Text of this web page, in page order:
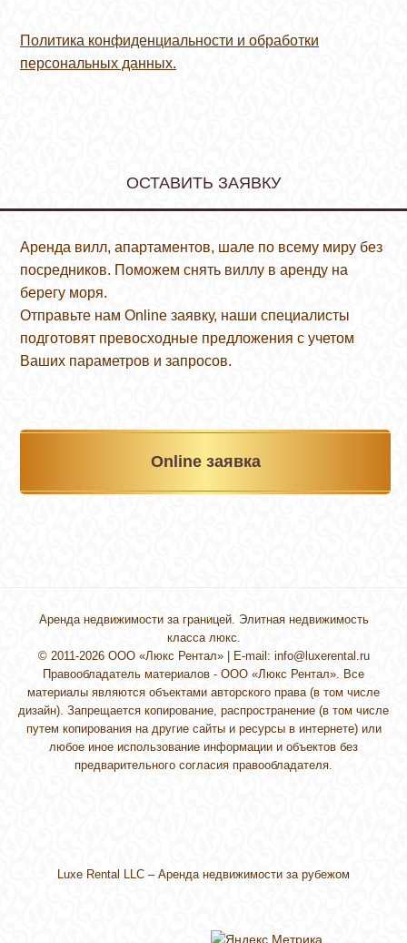
Политика конфиденциальности и обработки
персональных данных.
ОСТАВИТЬ ЗАЯВКУ
Аренда вилл, апартаментов, шале по всему миру без
посредников. Поможем снять виллу в аренду на
берегу моря.
Отправьте нам Online заявку, наши специалисты
подготовят превосходные предложения с учетом
Ваших параметров и запросов.
Online заявка
Аренда недвижимости за границей. Элитная недвижимость
класса люкс.
© 2011-2026 ООО «Люкс Рентал» | E-mail: info@luxerental.ru
Правообладатель материалов - ООО «Люкс Рентал». Все
материалы являются объектами авторского права (в том числе
дизайн). Запрещается копирование, распространение (в том числе
путем копирования на другие сайты и ресурсы в интернете) или
любое иное использование информации и объектов без
предварительного согласия правообладателя.
Luxe Rental LLC – Аренда недвижимости за рубежом